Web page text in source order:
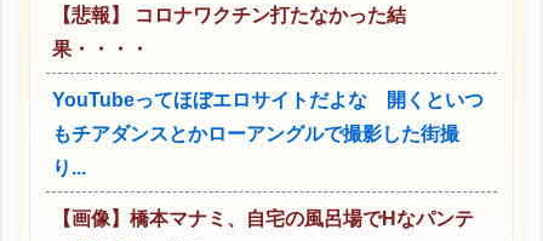
【悲報】 コロナワクチン打たなかった結
果・・・・
YouTubeってほぼエロサイトだよな 開くといつ
もチアダンスとかローアングルで撮影した街撮
り...
【画像】橋本マナミ、自宅の風呂場でHなパンテ